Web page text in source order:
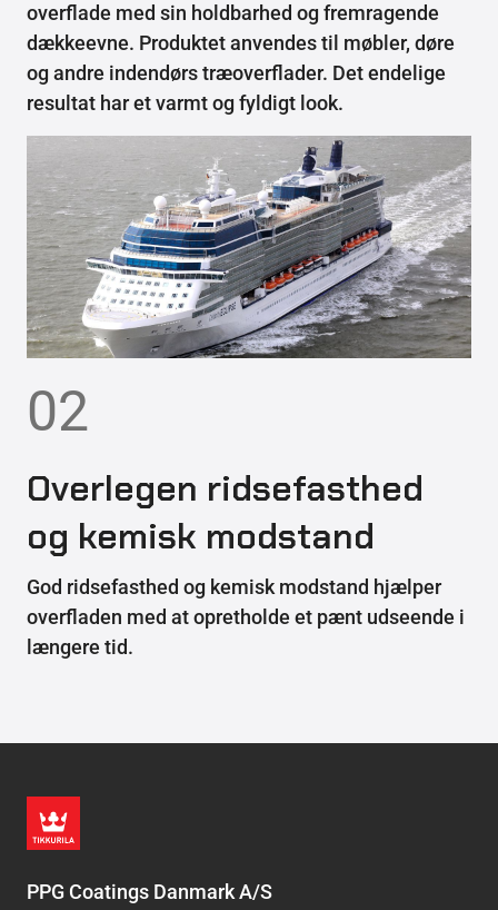
overflade med sin holdbarhed og fremragende
dækkeevne. Produktet anvendes til møbler, døre
og andre indendørs træoverflader. Det endelige
resultat har et varmt og fyldigt look.
02
Overlegen ridsefasthed
og kemisk modstand
God ridsefasthed og kemisk modstand hjælper
overfladen med at opretholde et pænt udseende i
længere tid.
PPG Coatings Danmark A/S